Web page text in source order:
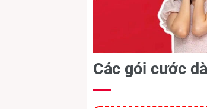
Các gói cước